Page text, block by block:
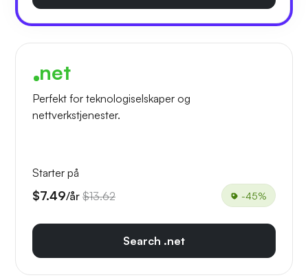
net
Perfekt for teknologiselskaper og
nettverkstjenester.
Starter på
$7.49/år $13.62 -45%
Search .net